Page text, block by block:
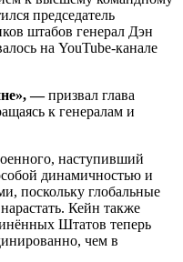
председатель
штабов генерал Дэн
на YouTube-канале
—призвал глава
к генералам и
наступивший
динамичностью и
поскольку глобальные
Кейн также
Штатов теперь
чем в